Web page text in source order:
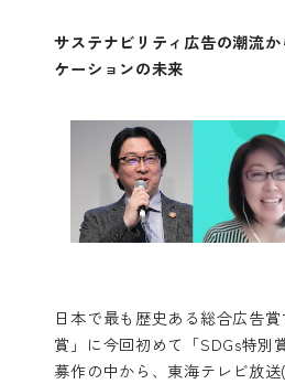
サステナビリティ広告の潮流
ケーションの未来
日本で最も歴史ある総合広告
賞」に今回初めて「SDGs特別
募作の中から、東海テレビ放